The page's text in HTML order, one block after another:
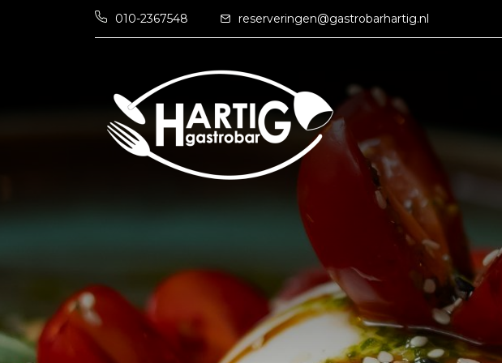
010-2367548 reserveringen@gastrobarhartig.nl